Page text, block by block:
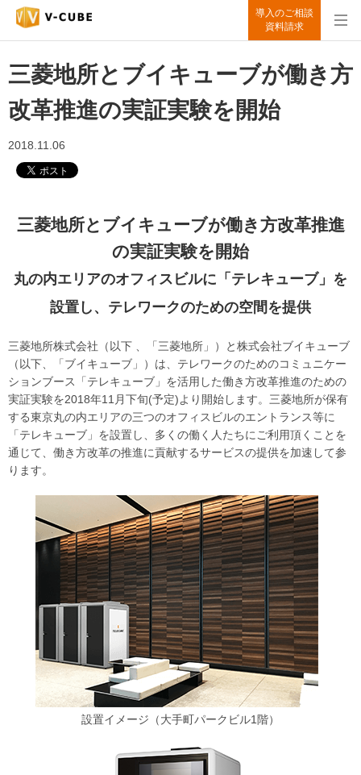
導入のご相談
資料請求
三菱地所とブイキューブが働き方
改革推進の実証実験を開始
2018.11.06
三菱地所とブイキューブが働き方改革推進
の実証実験を開始
丸の内エリアのオフィスビルに「テレキューブ」を
設置し、テレワークのための空間を提供
三菱地所株式会社（以下 、「三菱地所」）と株式会社ブイキューブ
（以下、「ブイキューブ」）は、テレワークのためのコミュニケー
ションブース「テレキューブ」を活用した働き方改革推進のための
実証実験を2018年11月下旬(予定)より開始します。三菱地所が保有
する東京丸の内エリアの三つのオフィスビルのエントランス等に
「テレキューブ」を設置し、多くの働く人たちにご利用頂くことを
通じて、働き方改革の推進に貢献するサービスの提供を加速して参
ります。
設置イメージ（大手町パークビル1階）